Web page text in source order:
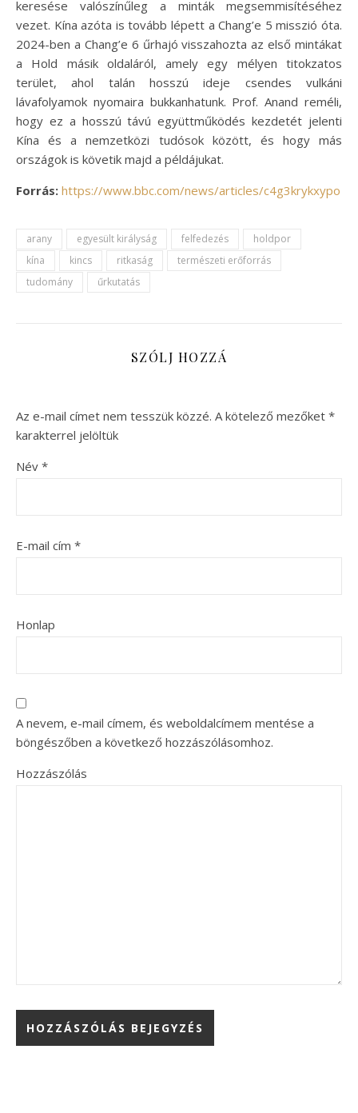
keresése valószínűleg a minták megsemmisítéséhez
vezet. Kína azóta is tovább lépett a Chang’e 5 misszió óta.
2024-ben a Chang’e 6 űrhajó visszahozta az első mintákat
a Hold másik oldaláról, amely egy mélyen titokzatos
terület, ahol talán hosszú ideje csendes vulkáni
lávafolyamok nyomaira bukkanhatunk. Prof. Anand reméli,
hogy ez a hosszú távú együttműködés kezdetét jelenti
Kína és a nemzetközi tudósok között, és hogy más
országok is követik majd a példájukat.
Forrás: https://www.bbc.com/news/articles/c4g3krykxypo
arany egyesült királyság felfedezés
holdpor
kína
kincs ritkaság
természeti erőforrás
tudomány
űrkutatás
SZÓLJ HOZZÁ
Az e-mail címet nem tesszük közzé. A kötelező mezőket *
karakterrel jelöltük
Név *
E-mail cím *
Honlap
A nevem, e-mail címem, és weboldalcímem mentése a
böngészőben a következő hozzászólásomhoz.
Hozzászólás